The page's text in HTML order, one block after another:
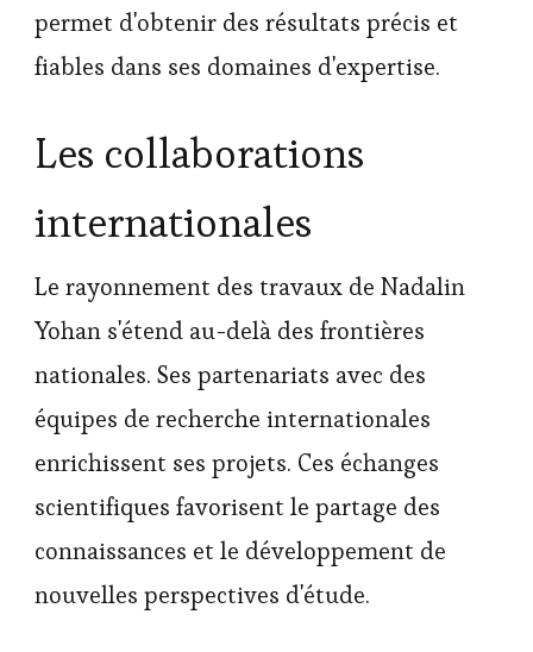
permet d'obtenir des résultats précis et
fiables dans ses domaines d'expertise.
Les collaborations
internationales
Le rayonnement des travaux de Nadalin
Yohan s'étend au-delà des frontières
nationales. Ses partenariats avec des
équipes de recherche internationales
enrichissent ses projets. Ces échanges
scientifiques favorisent le partage des
connaissances et le développement de
nouvelles perspectives d'étude.